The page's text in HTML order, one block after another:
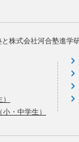
株式会社河合塾進学
・中学生）